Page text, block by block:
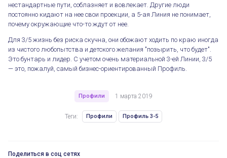
нестандартные пути, соблазняет и вовлекает. Другие люди
постоянно кидают на нее свои проекции, а 5-ая Линия не понимает,
почему окружающие что-то ждут от нее.
Для 3/5 жизнь без риска скучна, они обожают ходить по краю иногда
из чистого любопытства и детского желания "позырить, что будет".
Это бунтарь и лидер. С учетом очень материальной 3-ей Линии, 3/5
— это, пожалуй, самый бизнес-ориентированный Профиль.
Профили 1 марта 2019
Теги: Профили Профиль 3-5
Поделиться в соц сетях